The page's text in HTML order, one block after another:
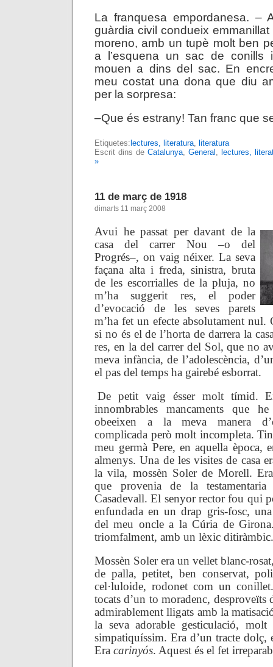
La franquesa empordanesa. –
guàrdia civil condueix
moreno, amb un tupè molt ben
a l’esquena un sac de conills
mouen a dins del sac. En
meu costat una dona que diu
per la sorpresa:
–Que és estrany! Tan franc que
Etiquetes: lectures, literatura, literatura
Escrit dins de Catalunya, General , lectures,
»
11 de març de 1918
dimarts 11 març 2008
Avui he passat per davant de la
casa del carrer Nou –o del
Progrés–, on vaig néixer. La seva
façana alta i freda, sinistra, bruta
de les escorrialles de la pluja, no
m’ha suggerit res, el poder
d’evocació de les seves parets
m’ha fet un efecte absolutament nul.
si no és el de l’horta de darrera la
res, en la del carrer del Sol, que no
meva infància, de l’adolescència,
el pas del temps ha gairebé esborrat.
De petit vaig ésser molt tímid.
innombrables mancaments que
obeeixen a la meva manera
complicada però molt incompleta.
meu germà Pere, en aquella època,
almenys. Una de les visites de casa
la vila, mossèn Soler de Morell.
que provenia de la
Casadevall. El senyor rector fou qui
enfundada en un drap gris-fosc,
del meu oncle a la Cúria de
triomfalment, amb un lèxic ditiràmbic.
Mossèn Soler era un vellet blanc-
de palla, petitet, ben conservat,
cel·luloide, rodonet com un
tocats d’un to moradenc,
admirablement lligats amb la
la seva adorable gesticulació, molt
simpatiquíssim. Era d’un tracte dolç,
Era carinyós. Aquest és el fet